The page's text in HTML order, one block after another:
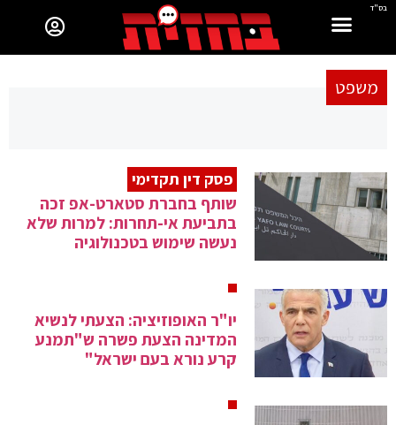
בס"ד
משפט
פסק דין תקדימי
שותף בחברת סטארט-אפ זכה
בתביעת אי-תחרות: למרות שלא
נעשה שימוש בטכנולוגיה
יו"ר האופוזיציה: הצעתי לנשיא
המדינה הצעת פשרה ש"תמנע
קרע נורא בעם ישראל"